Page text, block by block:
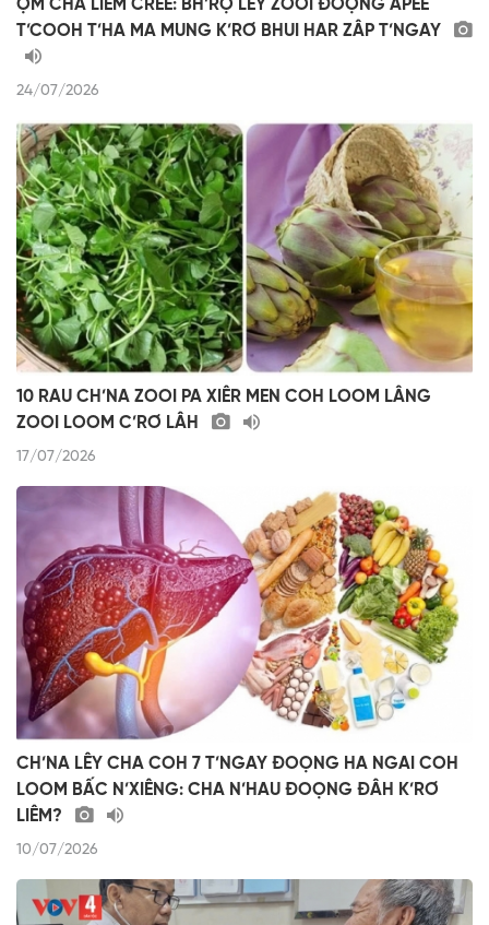
ỘM CHA LIÊM CRÊÊ: BH’RỢ LÊY ZOOI ĐOỌNG APÊÊ
T’COOH T’HA MA MUNG K’RƠ BHUI HAR ZÂP T’NGAY
24/07/2026
10 RAU CH’NA ZOOI PA XIÊR MEN COH LOOM LÂNG
ZOOI LOOM C’RƠ LÂH
17/07/2026
CH’NA LÊY CHA COH 7 T’NGAY ĐOỌNG HA NGAI COH
LOOM BẤC N’XIÊNG: CHA N’HAU ĐOỌNG ĐÂH K’RƠ
LIÊM?
10/07/2026